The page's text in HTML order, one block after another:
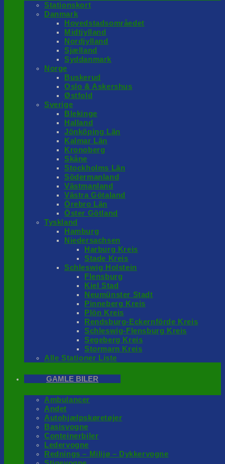
Stationskort
Danmark
Hovedstadsområedet
Midtjylland
Nordjylland
Sjælland
Syddanmark
Norge
Buskerud
Oslo & Askershus
Østfold
Sverige
Blekinge
Halland
Jönköping Län
Kalmar Län
Kronoberg
Skåne
Stockholms Län
Södermanland
Västmanland
Västra Götaland
Örebro Län
Öster Götland
Tyskland
Hamburg
Niedersachsen
Harburg Kreis
Stade Kreis
Schleswig Holstein
Flensburg
Kiel Stad
Neumünster Stadt
Pinneberg Kreis
Plön Kreis
Rendsburg-Eckernförde Kreis
Schleswig-Flensburg Kreis
Segeberg Kreis
Stormarn Kreis
Alle Stationer Liste
GAMLE BILER
Ambulancer
Andet
Autohjælpskøretøjer
Basisvogne
Conteinerbiler
Ledervogne
Rednings – Milijø – Dykkervogne